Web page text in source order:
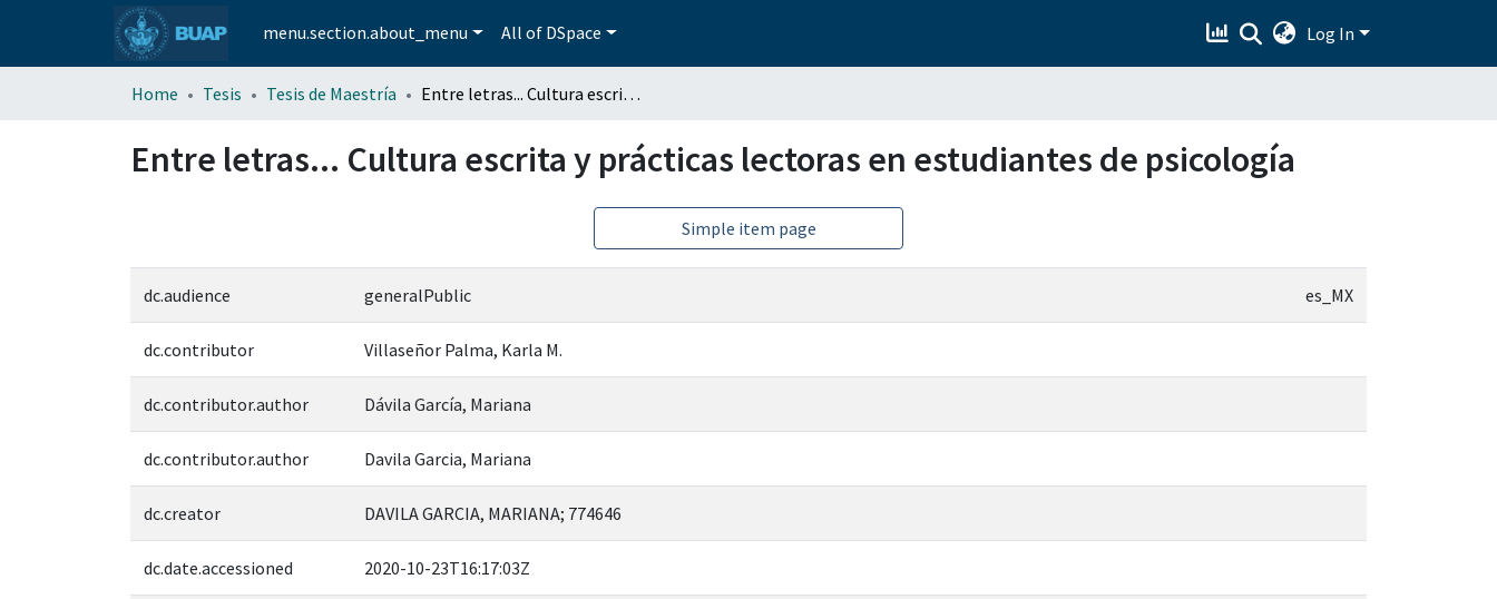
menu.section.about_menu All of DSpace Log In
Home Tesis Tesis de Maestría Entre letras... Cultura escrita y prácticas lectoras en estudiantes de psicología
Entre letras... Cultura escrita y prácticas lectoras en estudiantes de psicología
Simple item page
dc.audience generalPublic es_MX
dc.contributor Villaseñor Palma, Karla M.
dc.contributor.author Dávila García, Mariana
dc.contributor.author Davila Garcia, Mariana
dc.creator DAVILA GARCIA, MARIANA; 774646
dc.date.accessioned 2020-10-23T16:17:03Z